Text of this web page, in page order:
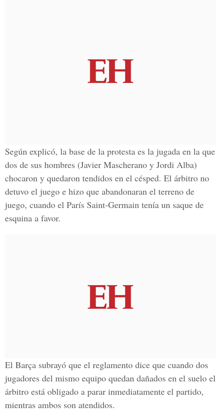
Según explicó, la base de la protesta es la jugada en la que
dos de sus hombres (Javier Mascherano y Jordi Alba)
chocaron y quedaron tendidos en el césped. El árbitro no
detuvo el juego e hizo que abandonaran el terreno de
juego, cuando el París Saint-Germain tenía un saque de
esquina a favor.
El Barça subrayó que el reglamento dice que cuando dos
jugadores del mismo equipo quedan dañados en el suelo el
árbitro está obligado a parar inmediatamente el partido,
mientras ambos son atendidos.